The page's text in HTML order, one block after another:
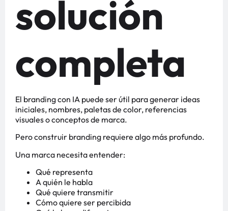
solución
completa
El branding con IA puede ser útil para generar ideas
iniciales, nombres, paletas de color, referencias
visuales o conceptos de marca.
Pero construir branding requiere algo más profundo.
Una marca necesita entender:
Qué representa
A quién le habla
Qué quiere transmitir
Cómo quiere ser percibida